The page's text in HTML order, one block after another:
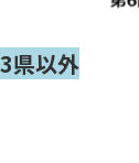
県以外